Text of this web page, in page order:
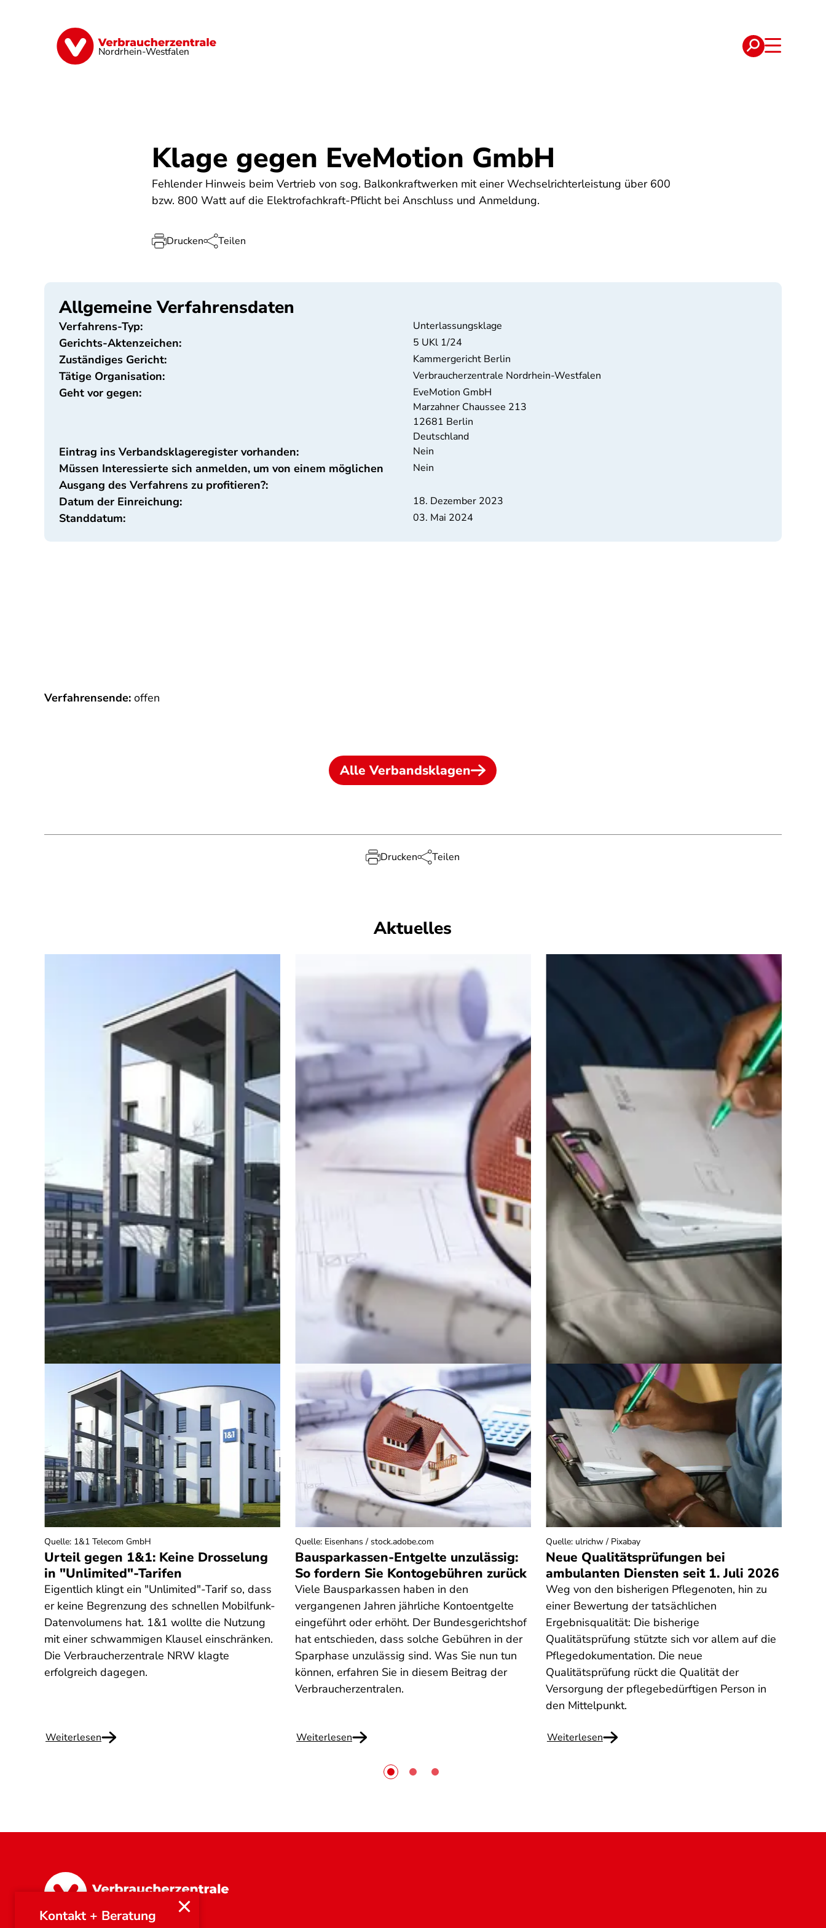
Nordrhein-Westfalen
Finanzen Digitales Lebensmittel
Kontakt + Beratung
Klage gegen EveMotion GmbH
Fehlender Hinweis beim Vertrieb von sog. Balkonkraftwerken mit einer Wechselrichterleistung über 600
bzw. 800 Watt auf die Elektrofachkraft-Pflicht bei Anschluss und Anmeldung.
Drucken Teilen
Allgemeine Verfahrensdaten
Verfahrens-Typ: Unterlassungsklage
Gerichts-Aktenzeichen: 5 UKl 1/24
Zuständiges Gericht: Kammergericht Berlin
Tätige Organisation: Verbraucherzentrale Nordrhein-Westfalen
Geht vor gegen:
EveMotion GmbH
Marzahner Chaussee 213
12681 Berlin
Deutschland
Eintrag ins Verbandsklageregister vorhanden: Nein
Müssen Interessierte sich anmelden, um von einem möglichen
Ausgang des Verfahrens zu profitieren?:
Nein
Datum der Einreichung: 18. Dezember 2023
Standdatum: 03. Mai 2024
Verfahrensende: offen
Alle Verbandsklagen
Drucken Teilen
Aktuelles
Urteil gegen 1&1: Keine Drosselung
in "Unlimited"-Tarifen
Eigentlich klingt ein "Unlimited"-Tarif so, dass
er keine Begrenzung des schnellen Mobilfunk-
Datenvolumens hat. 1&1 wollte die Nutzung
mit einer schwammigen Klausel einschränken.
Die Verbraucherzentrale NRW klagte
erfolgreich dagegen.
Weiterlesen
Quelle: 1&1 Telecom GmbH
Bausparkassen-Entgelte unzulässig:
So fordern Sie Kontogebühren zurück
Viele Bausparkassen haben in den
vergangenen Jahren jährliche Kontoentgelte
eingeführt oder erhöht. Der Bundesgerichtshof
hat entschieden, dass solche Gebühren in der
Sparphase unzulässig sind. Was Sie nun tun
können, erfahren Sie in diesem Beitrag der
Verbraucherzentralen.
Weiterlesen
Quelle: Eisenhans / stock.adobe.com
Neue Qualitätsprüfungen bei
ambulanten Diensten seit 1. Juli 2026
Weg von den bisherigen Pflegenoten, hin zu
einer Bewertung der tatsächlichen
Ergebnisqualität: Die bisherige
Qualitätsprüfung stützte sich vor allem auf die
Pflegedokumentation. Die neue
Qualitätsprüfung rückt die Qualität der
Versorgung der pflegebedürftigen Person in
den Mittelpunkt.
Weiterlesen
Quelle: ulrichw / Pixabay
Nordrhein-Westfalen